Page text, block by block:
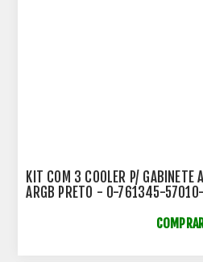
KIT COM 3 COOLER P/ GABINETE
ARGB PRETO - 0-761345-